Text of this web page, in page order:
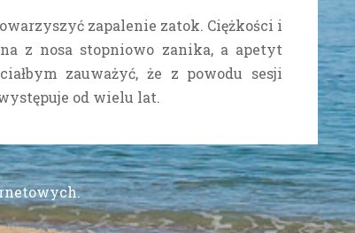
zapalenie zatok. Ciężkości i
z nosa stopniowo zanika, a apetyt
zauważyć, że z powodu sesji
od wielu lat.